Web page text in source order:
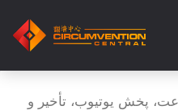
پخش یوتیوب، تأخیر و